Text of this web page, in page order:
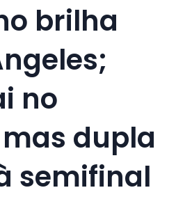
brilha
no
dupla
semifinal